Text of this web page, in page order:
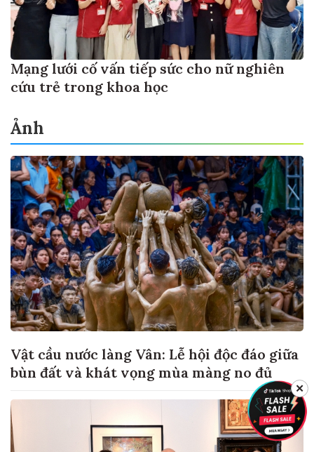
Mạng lưới cố vấn tiếp sức cho nữ nghiên
cứu trẻ trong khoa học
Ảnh
Vật cầu nước làng Vân: Lễ hội độc đáo giữa
bùn đất và khát vọng mùa màng no đủ
✕